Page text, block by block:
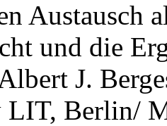
Austausch
und die
J.
LIT, Berlin/